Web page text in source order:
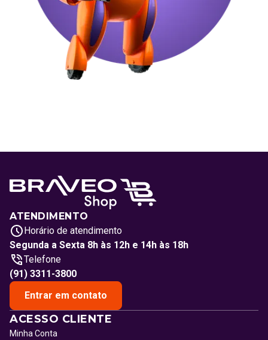
ATENDIMENTO
Horário de atendimento
Segunda a Sexta 8h às 12h e 14h às 18h
Telefone
(91) 3311-3800
Entrar em contato
ACESSO CLIENTE
Minha Conta